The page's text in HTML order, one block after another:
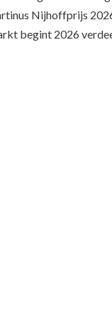
Nijhoffprijs
begint 2026